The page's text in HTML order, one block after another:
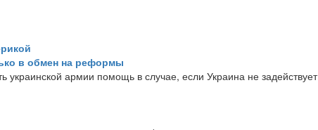
в обмен на реформы
армии помощь в случае, если Украина не задействует